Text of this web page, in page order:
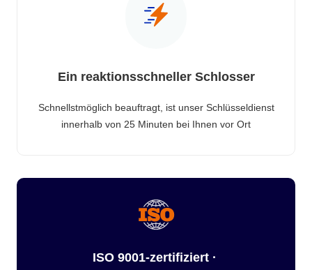
Ein reaktionsschneller Schlosser
Schnellstmöglich beauftragt, ist unser Schlüsseldienst
innerhalb von 25 Minuten bei Ihnen vor Ort
ISO 9001-zertifiziert ·